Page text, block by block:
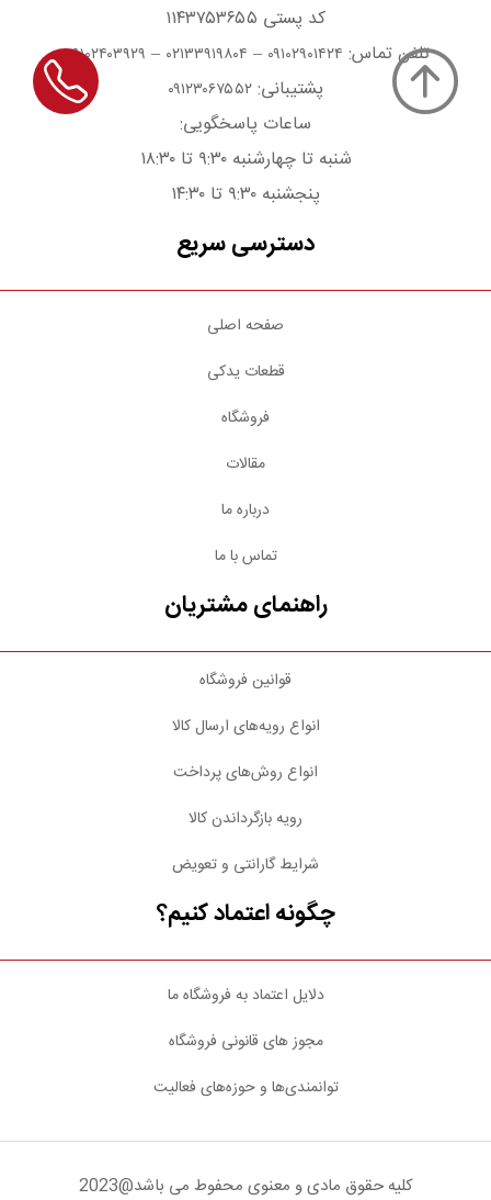
کد پستی ۱۱۴۳۷۵۳۶۵۵
تلفن تماس: ۰۹۱۰۲۹۰۱۴۲۴ – ۰۲۱۳۳۹۱۹۸۰۴ – ۰۹۱۰۲۴۰۳۹۲۹
پشتیبانی: ۰۹۱۲۳۰۶۷۵۵۲
ساعات پاسخگویی:
شنبه تا چهارشنبه ۹:۳۰ تا ۱۸:۳۰
پنجشنبه ۹:۳۰ تا ۱۴:۳۰
دسترسی سریع
صفحه اصلی
قطعات یدکی
فروشگاه
مقالات
درباره ما
تماس با ما
راهنمای مشتریان
قوانین فروشگاه
انواع رویه‌های ارسال کالا
انواع روش‌های پرداخت
رویه بازگرداندن کالا
شرایط گارانتی و تعویض
چگونه اعتماد کنیم؟
دلایل اعتماد به فروشگاه ما
مجوز های قانونی فروشگاه
توانمندی‌ها و حوزه‌های فعالیت
کلیه حقوق مادی و معنوی محفوط می باشد@2023